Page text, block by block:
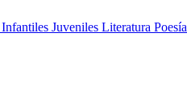
Infantiles Juveniles Literatura Poesía